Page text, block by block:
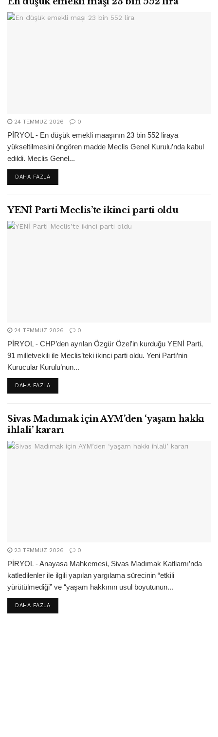
24 TEMMUZ 2026 0
PİRYOL - En düşük emekli maaşının 23 bin 552 liraya
yükseltilmesini öngören madde Meclis Genel Kurulu’nda kabul
edildi. Meclis Genel...
DAHA FAZLADETAILS
YENİ Parti Meclis’te ikinci parti oldu
24 TEMMUZ 2026 0
PİRYOL - CHP’den ayrılan Özgür Özel’in kurduğu YENİ Parti,
91 milletvekili ile Meclis’teki ikinci parti oldu. Yeni Parti’nin
Kurucular Kurulu’nun...
DAHA FAZLADETAILS
Sivas Madımak için AYM’den ‘yaşam hakkı
ihlali’ kararı
23 TEMMUZ 2026 0
PİRYOL - Anayasa Mahkemesi, Sivas Madımak Katliamı’nda
katledilenler ile ilgili yapılan yargılama sürecinin “etkili
yürütülmediği” ve “yaşam hakkının usul boyutunun...
DAHA FAZLADETAILS